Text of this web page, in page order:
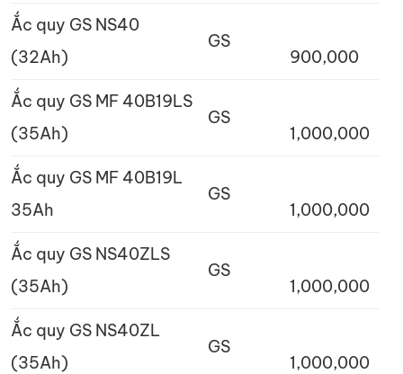
Ắc quy GS NS40
(32Ah)
GS
900,000
Ắc quy GS MF 40B19LS
(35Ah)
GS
1,000,000
Ắc quy GS MF 40B19L
35Ah
GS
1,000,000
Ắc quy GS NS40ZLS
(35Ah)
GS
1,000,000
Ắc quy GS NS40ZL
(35Ah)
GS
1,000,000